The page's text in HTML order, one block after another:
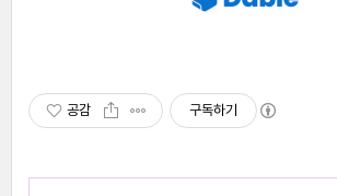
공감 구독하기